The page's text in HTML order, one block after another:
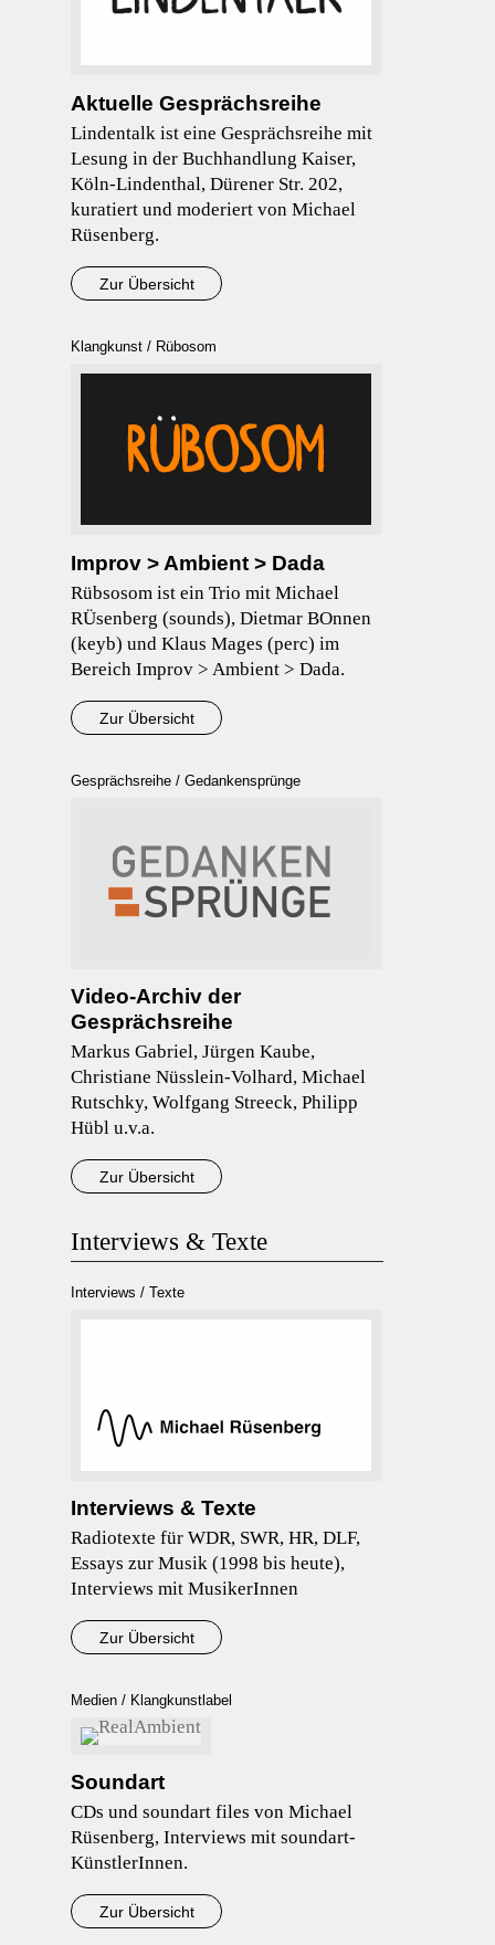
Aktuelle Gesprächsreihe
Lindentalk ist eine Gesprächsreihe mit
Lesung in der Buchhandlung Kaiser,
Köln-Lindenthal, Dürener Str. 202,
kuratiert und moderiert von Michael
Rüsenberg.
Zur Übersicht
Klangkunst / Rübosom
Improv > Ambient > Dada
Rübsosom ist ein Trio mit Michael
RÜsenberg (sounds), Dietmar BOnnen
(keyb) und Klaus Mages (perc) im
Bereich Improv > Ambient > Dada.
Zur Übersicht
Gesprächsreihe / Gedankensprünge
Video-Archiv der
Gesprächsreihe
Markus Gabriel, Jürgen Kaube,
Christiane Nüsslein-Volhard, Michael
Rutschky, Wolfgang Streeck, Philipp
Hübl u.v.a.
Zur Übersicht
Interviews & Texte
Interviews / Texte
Interviews & Texte
Radiotexte für WDR, SWR, HR, DLF,
Essays zur Musik (1998 bis heute),
Interviews mit MusikerInnen
Zur Übersicht
Medien / Klangkunstlabel
Soundart
CDs und soundart files von Michael
Rüsenberg, Interviews mit soundart-
KünstlerInnen.
Zur Übersicht